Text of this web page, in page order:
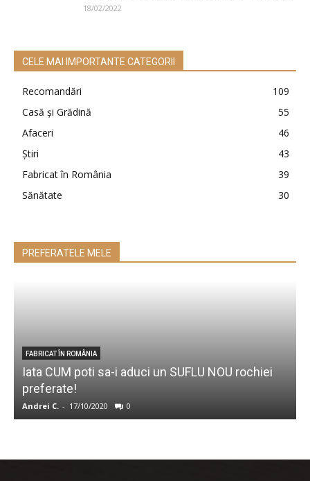
18/02/2022
CELE MAI IMPORTANTE CATEGORII
Recomandări
109
Casă şi Grădină
55
Afaceri
46
Ştiri
43
Fabricat în România
39
Sănătate
30
PREFERATELE MELE
FABRICAT ÎN ROMÂNIA
Iata CUM poti sa-i aduci un SUFLU NOU rochiei
preferate!
Andrei C. - 17/10/2020 0